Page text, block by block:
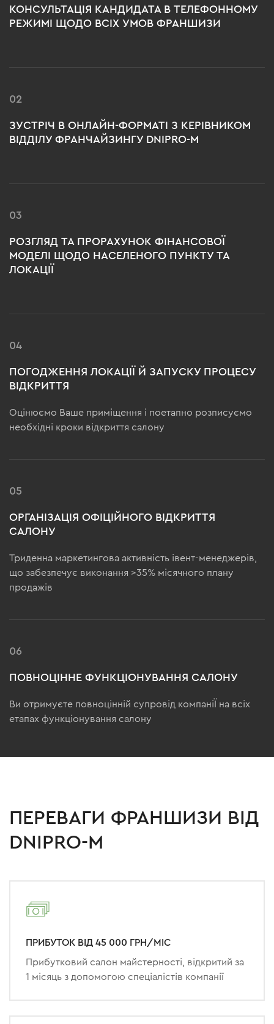
КОНСУЛЬТАЦІЯ КАНДИДАТА В ТЕЛЕФОННОМУ
РЕЖИМІ ЩОДО ВСІХ УМОВ ФРАНШИЗИ
02
ЗУСТРІЧ В ОНЛАЙН-ФОРМАТІ З КЕРІВНИКОМ
ВІДДІЛУ ФРАНЧАЙЗИНГУ DNIPRO-M
03
РОЗГЛЯД ТА ПРОРАХУНОК ФІНАНСОВОЇ
МОДЕЛІ ЩОДО НАСЕЛЕНОГО ПУНКТУ ТА
ЛОКАЦІЇ
04
ПОГОДЖЕННЯ ЛОКАЦІЇ Й ЗАПУСКУ ПРОЦЕСУ
ВІДКРИТТЯ
Оцінюємо Ваше приміщення і поетапно розписуємо
необхідні кроки відкриття салону
05
ОРГАНІЗАЦІЯ ОФІЦІЙНОГО ВІДКРИТТЯ
САЛОНУ
Триденна маркетингова активність івент-менеджерів,
що забезпечує виконання >35% місячного плану
продажів
06
ПОВНОЦІННЕ ФУНКЦІОНУВАННЯ САЛОНУ
Ви отримуєте повноцінній супровід компаніЇ на всіх
етапах функціонування салону
ПЕРЕВАГИ ФРАНШИЗИ ВІД
DNIPRO-M
ПРИБУТОК ВІД 45 000 ГРН/МІС
Прибутковий салон майстерності, відкритий за
1 місяць з допомогою спеціалістів компанії